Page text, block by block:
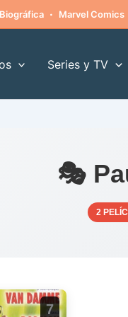
Biográfica · Marvel Comics
Series y TV
🎭
2
7